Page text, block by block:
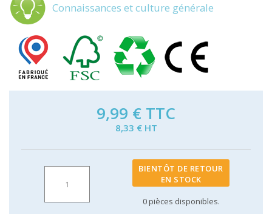
Connaissances et culture générale
9,99 € TTC
8,33 € HT
BIENTÔT DE RETOUR
EN STOCK
0pièces disponibles.